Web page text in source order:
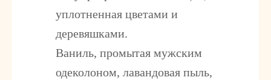
уплотненная цветами и
деревяшками.
Ваниль, промытая мужским
одеколоном, лавандовая пыль,